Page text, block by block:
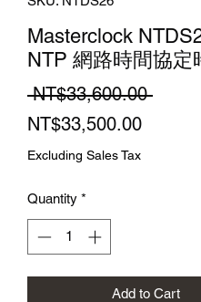
Masterclock
NTP 網路時間協定
NT$33,600.00
NT$33,500.00Sale
Excluding Sales Tax
Quantity *
Add to Cart